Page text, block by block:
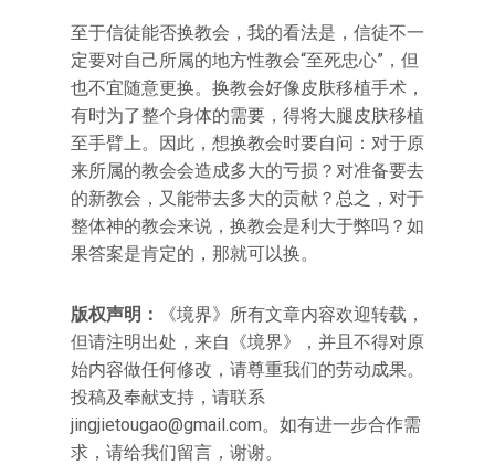
至于信徒能否换教会，我的看法是，信徒不一
定要对自己所属的地方性教会“至死忠心”，但
也不宜随意更换。换教会好像皮肤移植手术，
有时为了整个身体的需要，得将大腿皮肤移植
至手臂上。因此，想换教会时要自问：对于原
来所属的教会会造成多大的亏损？对准备要去
的新教会，又能带去多大的贡献？总之，对于
整体神的教会来说，换教会是利大于弊吗？如
果答案是肯定的，那就可以换。
版权声明：
《境界》所有文章内容欢迎转载，
但请注明出处，来自《境界》，并且不得对原
始内容做任何修改，请尊重我们的劳动成果。
投稿及奉献支持，请联系
jingjietougao@gmail.com。如有进一步合作需
求，请给我们留言，谢谢。